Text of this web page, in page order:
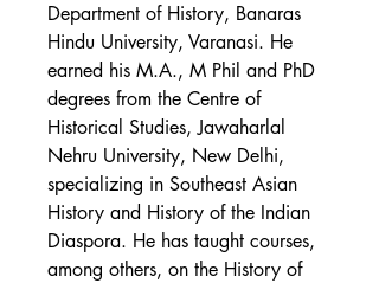
Department of History, Banaras
Hindu University, Varanasi. He
earned his M.A., M Phil and PhD
degrees from the Centre of
Historical Studies, Jawaharlal
Nehru University, New Delhi,
specializing in Southeast Asian
History and History of the Indian
Diaspora. He has taught courses,
among others, on the History of